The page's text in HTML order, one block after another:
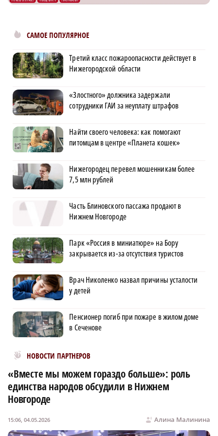
САМОЕ ПОПУЛЯРНОЕ
Третий класс пожароопасности действует в
Нижегородской области
«Злостного» должника задержали
сотрудники ГАИ за неуплату штрафов
Найти своего человека: как помогают
питомцам в центре «Планета кошек»
Нижегородец перевел мошенникам более
7,5 млн рублей
Часть Блиновского пассажа продают в
Нижнем Новгороде
Парк «Россия в миниатюре» на Бору
закрывается из-за отсутствия туристов
Врач Николенко назвал причины усталости
у детей
Пенсионер погиб при пожаре в жилом доме
в Сеченове
НОВОСТИ ПАРТНЕРОВ
Новости МирТесен
«Вместе мы можем гораздо больше»: роль
единства народов обсудили в Нижнем
Новгороде
Алина Малинина
15:06, 04.05.2026